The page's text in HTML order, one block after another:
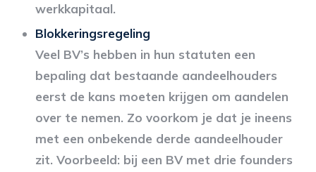
werkkapitaal.
Blokkeringsregeling
Veel BV’s hebben in hun statuten een
bepaling dat bestaande aandeelhouders
eerst de kans moeten krijgen om aandelen
over te nemen. Zo voorkom je dat je ineens
met een onbekende derde aandeelhouder
zit. Voorbeeld: bij een BV met drie founders